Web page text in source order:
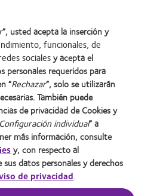
Política de privacidad
Condiciones del servicio
Web del usuario
Colombia
CooperVision|
CooperCompanies
”, usted acepta la inserción y
funcionales, de
socialesy acepta el
requeridos para
“Rechazar”, solo se utilizarán
También puede
de privacidad de Cookies y
Configuración individual” a
más información, consulte
y, con respecto al
datos personales y derechos
de privacidad.